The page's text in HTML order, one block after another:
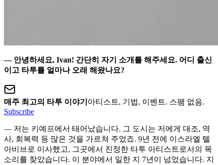
— 안녕하세요, Ivan! 간단히 자기 소개를 해주세요. 어디 출신
이고 타투를 얼마나 오래 해왔나요?
매주 최고의 타투 이야기 아티스트, 기법, 이벤트. 스팸 없음.
Subscribe
— 저는 키예프에서 태어났습니다. 그 도시는 저에게 대조, 역
사, 회복력 등 많은 것을 가르쳐 주었죠. 9년 전에 이스라엘 텔
아비브로 이사했고, 그곳에서 진정한 타투 아티스트로서의 목
소리를 찾았습니다. 이 분야에서 일한 지 7년이 넘었습니다. 지